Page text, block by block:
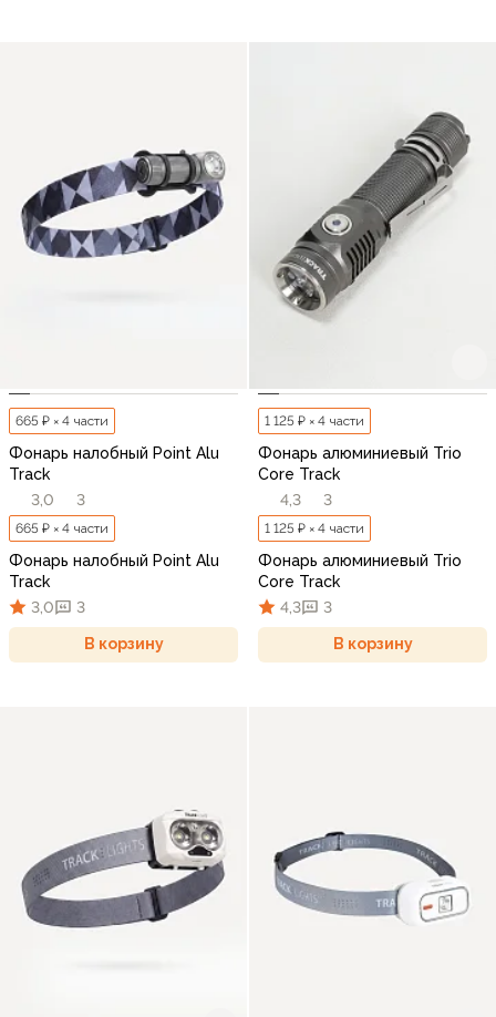
665 ₽ × 4 части
Фонарь налобный Point Alu
Track
3,0
3
665 ₽ × 4 части
Фонарь налобный Point Alu
Track
3,0
3
В корзину
1 125 ₽ × 4 части
Фонарь алюминиевый Trio
Core Track
4,3
3
1 125 ₽ × 4 части
Фонарь алюминиевый Trio
Core Track
4,3
3
В корзину